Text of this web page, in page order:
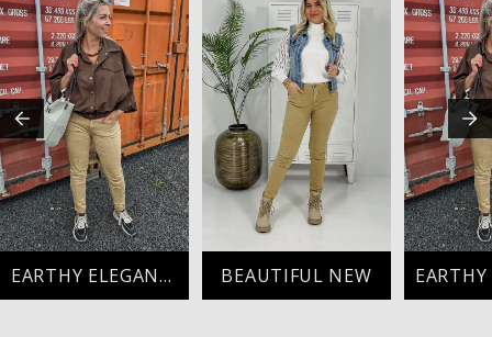
EARTHY ELEGANCE TODAY BEAUTIFUL NEW